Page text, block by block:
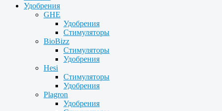
Удобрения
GHE
Удобрения
Стимуляторы
BioBizz
Стимуляторы
Удобрения
Hesi
Стимуляторы
Удобрения
Plagron
Удобрения